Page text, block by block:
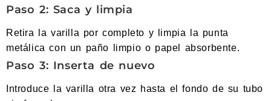
Paso 2: Saca y limpia
Retira la varilla por completo y limpia la punta
metálica con un paño limpio o papel absorbente.
Paso 3: Inserta de nuevo
Introduce la varilla otra vez hasta el fondo de su tubo